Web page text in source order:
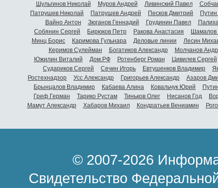
Шульгинов Николай
Муров Андрей Ливинский Павел
Патрушев Николай
Патрушев Андрей Песков Дмитрий
Вайно Антон
Зюганов Геннадий Грудинин Павел
Собянин Сергей
Бирюков Петр Ракова Анастасия
Шамалов
Минц Борис
Каримова Гульнара Деловые линии
Лесин
Керимов Сулейман
Богатиков Александр
Молчанов
Южилин Виталий
Дом.РФ Ротенберг Роман
Цивилев Сергей
Судариков Сергей
Сечин Игорь Евтушенков Владимир
Ростехнадзор
Усс Александр Григорьев Александр
Азаров
Брынцалов Владимир
Кабаева Алина Ковальчук Юрий
Греф Герман
Тарико Рустам Тиньков Олег Нисанов Год
Мамут Александр
Хабаров Михаил Кондратьев Вениамин
© 2007-2026
Свидетельство